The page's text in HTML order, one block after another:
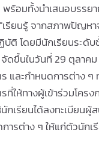
อมทั้งนำเสนอบรรย
รียนรู้ จากสภาพปัญห
ดยมีนักเรียนระดับชั้
ขึ้นในวันที่ 29 ตุลาคม
และกำหนดการต่าง ๆ
ให้ทางผู้เข้าร่วมโคร
เรียนได้ลงทะเบียน
ารต่าง ๆ ให้แก่ตัวนัก